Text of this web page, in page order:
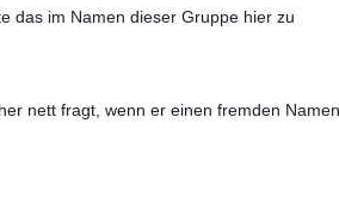
das im Namen dieser Gruppe hier zu
nett fragt, wenn er einen fremden Namen